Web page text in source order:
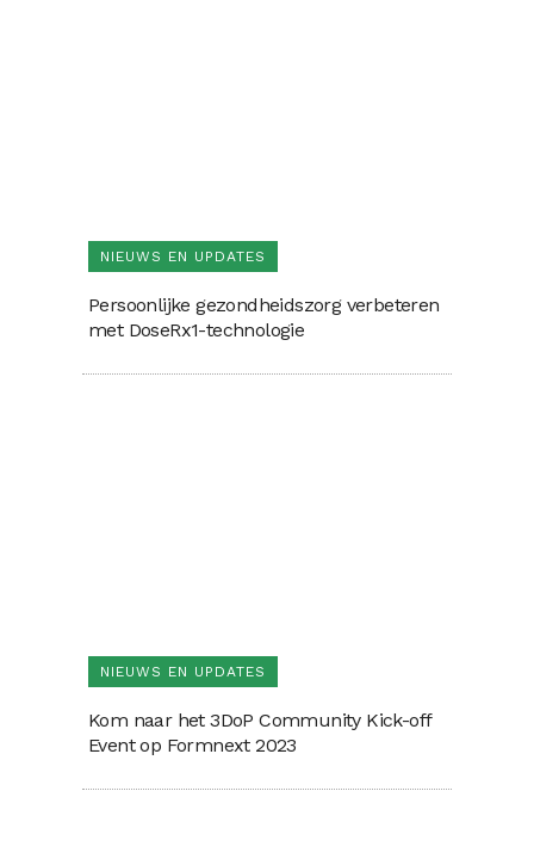
NIEUWS EN UPDATES
Persoonlijke gezondheidszorg verbeteren
met DoseRx1-technologie
NIEUWS EN UPDATES
Kom naar het 3DoP Community Kick-off
Event op Formnext 2023